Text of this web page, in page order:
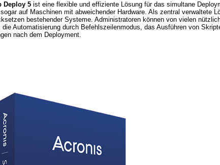
Deploy 5 ist eine flexible und effiziente Lösung für das simultane
auf Maschinen mit abweichender Hardware. Als zentral
bestehender Systeme. Administratoren können von vielen
die Automatisierung durch Befehlszeilenmodus, das Ausführen von
nach dem Deployment.